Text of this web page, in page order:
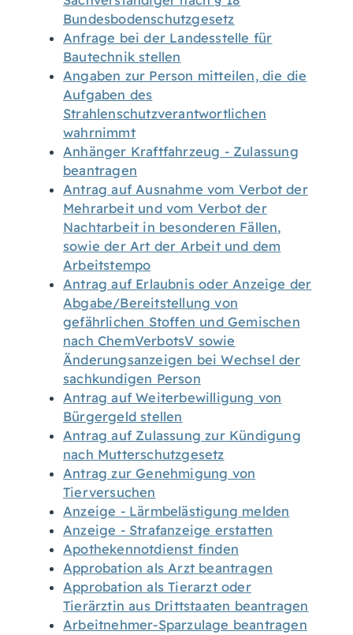
Bundesbodenschutzgesetz
Anfrage bei der Landesstelle für
Bautechnik stellen
Angaben zur Person mitteilen, die die
Aufgaben des
Strahlenschutzverantwortlichen
wahrnimmt
Anhänger Kraftfahrzeug - Zulassung
beantragen
Antrag auf Ausnahme vom Verbot der
Mehrarbeit und vom Verbot der
Nachtarbeit in besonderen Fällen,
sowie der Art der Arbeit und dem
Arbeitstempo
Antrag auf Erlaubnis oder Anzeige der
Abgabe/Bereitstellung von
gefährlichen Stoffen und Gemischen
nach ChemVerbotsV sowie
Änderungsanzeigen bei Wechsel der
sachkundigen Person
Antrag auf Weiterbewilligung von
Bürgergeld stellen
Antrag auf Zulassung zur Kündigung
nach Mutterschutzgesetz
Antrag zur Genehmigung von
Tierversuchen
Anzeige - Lärmbelästigung melden
Anzeige - Strafanzeige erstatten
Apothekennotdienst finden
Approbation als Arzt beantragen
Approbation als Tierarzt oder
Tierärztin aus Drittstaaten beantragen
Arbeitnehmer-Sparzulage beantragen